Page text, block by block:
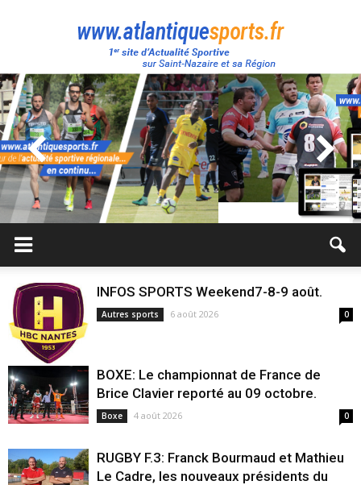
Atlantique
Sport
INFOS SPORTS Weekend7-8-9 août.
Autres sports 6 août 2026 0
BOXE: Le championnat de France de
Brice Clavier reporté au 09 octobre.
Boxe 4 août 2026 0
RUGBY F.3: Franck Bourmaud et Mathieu
Le Cadre, les nouveaux présidents du